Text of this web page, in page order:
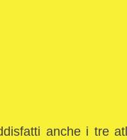
anche i tre